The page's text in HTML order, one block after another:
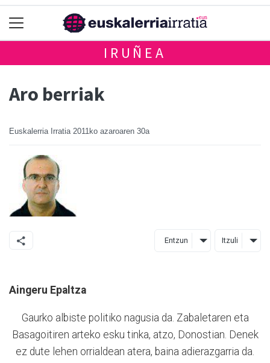
IRUÑEA
Aro berriak
Euskalerria Irratia 2011ko azaroaren 30a
Entzun Itzuli
Aingeru Epaltza
Gaurko albiste politiko nagusia da. Zabaletaren eta
Basagoitiren arteko esku tinka, atzo, Donostian. Denek
ez dute lehen orrialdean atera, baina adierazgarria da.